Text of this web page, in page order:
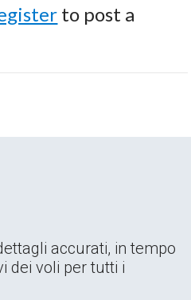
to post a
accurati, in tempo
dei voli per tutti i